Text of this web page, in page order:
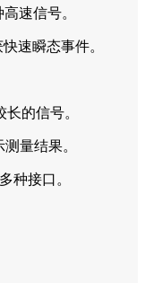
速信号。
速瞬态事件。
的信号。
量结果。
种接口。